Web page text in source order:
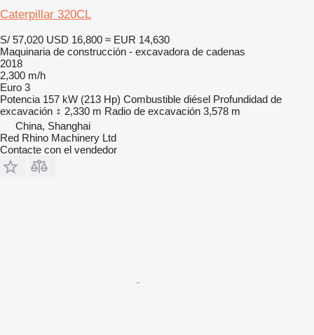
Caterpillar 320CL
S/ 57,020 USD 16,800 ≈ EUR 14,630
Maquinaria de construcción - excavadora de cadenas
2018
2,300 m/h
Euro 3
Potencia 157 kW (213 Hp) Combustible diésel Profundidad de
excavación
2,330 m Radio de excavación 3,578 m
China, Shanghai
Red Rhino Machinery Ltd
Contacte con el vendedor